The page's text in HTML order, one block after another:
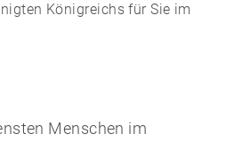
Königreichs für Sie im
Menschen im